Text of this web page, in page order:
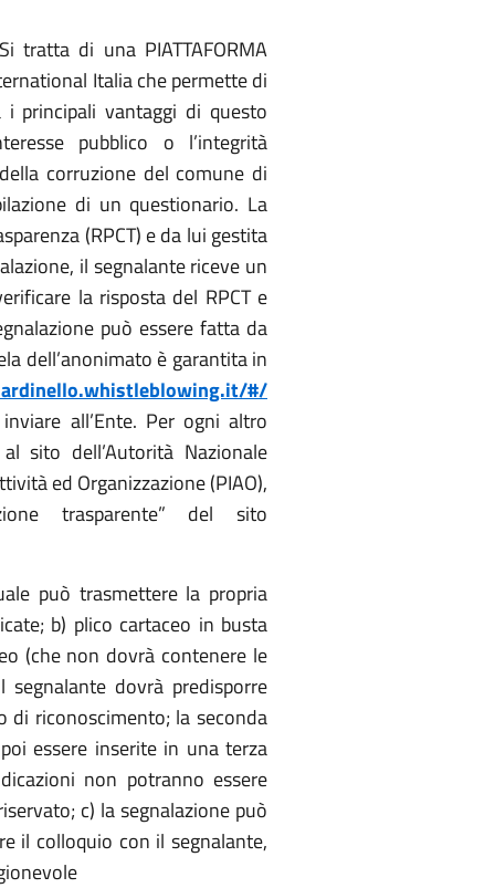
tratta di una PIATTAFORMA
Italia che permette di
principali vantaggi di questo
pubblico o l’integrità
corruzione del comune di
di un questionario. La
(RPCT) e da lui gestita
il segnalante riceve un
la risposta del RPCT e
può essere fatta da
dell’anonimato è garantita in
#/
all’Ente. Per ogni altro
sito dell’Autorità Nazionale
ed Organizzazione (PIAO),
trasparente” del sito
può trasmettere la propria
b) plico cartaceo in busta
(che non dovrà contenere le
dovrà predisporre
riconoscimento; la seconda
essere inserite in una terza
non potranno essere
c) la segnalazione può
il colloquio con il segnalante,